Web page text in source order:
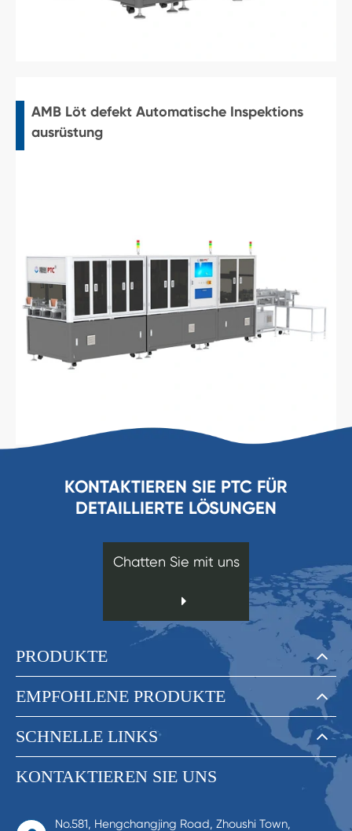
AMB Löt defekt Automatische Inspektions
ausrüstung
KONTAKTIEREN SIE PTC FÜR
DETAILLIERTE LÖSUNGEN
Chatten Sie mit uns
PRODUKTE
EMPFOHLENE PRODUKTE
SCHNELLE LINKS
KONTAKTIEREN SIE UNS
No.581, Hengchangjing Road, Zhoushi Town,